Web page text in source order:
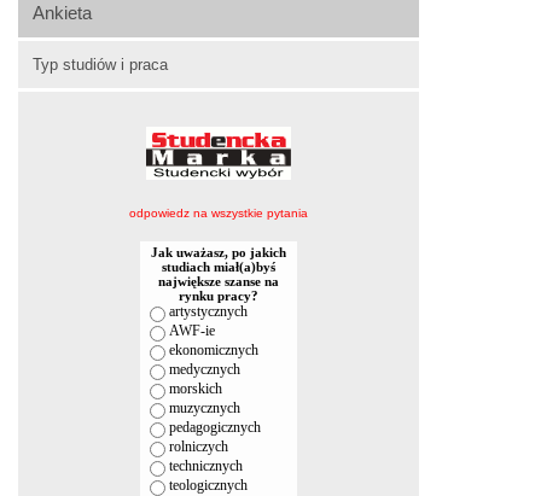
Ankieta
Typ studiów i praca
odpowiedz na wszystkie pytania